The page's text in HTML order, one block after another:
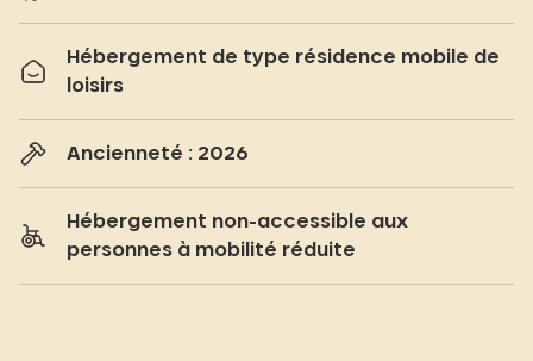
Hébergement de type résidence mobile de
loisirs
Ancienneté : 2026
Hébergement non-accessible aux
personnes à mobilité réduite